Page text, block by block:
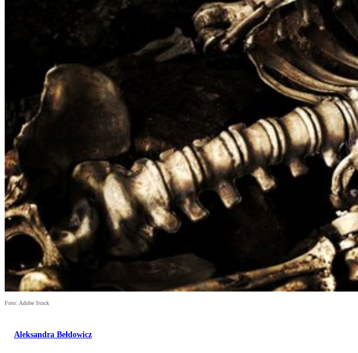
Foto: Adobe Stock
Aleksandra Bełdowicz